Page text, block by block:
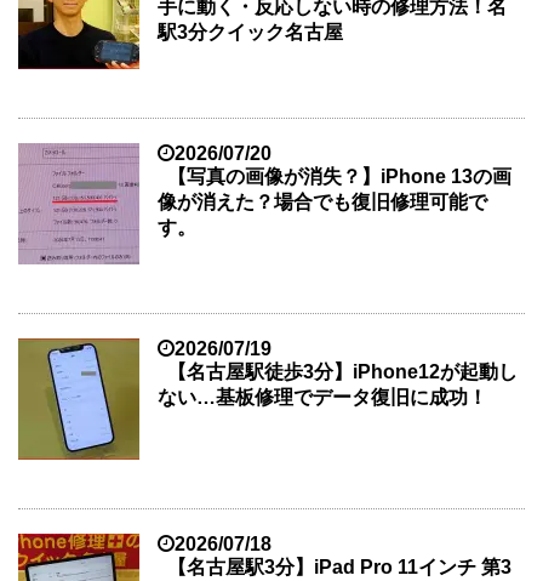
手に動く・反応しない時の修理方法！名
駅3分クイック名古屋
2026/07/20
【写真の画像が消失？】iPhone 13の画
像が消えた？場合でも復旧修理可能で
す。
2026/07/19
【名古屋駅徒歩3分】iPhone12が起動し
ない…基板修理でデータ復旧に成功！
2026/07/18
【名古屋駅3分】iPad Pro 11インチ 第3